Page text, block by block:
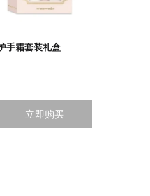
手霜套装礼盒
立即购买